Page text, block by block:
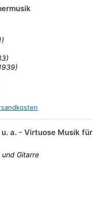
a. - Virtuose Musik für
Gitarre